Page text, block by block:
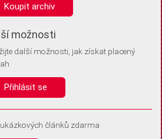
se jedná o stejné zařízení, a
ukládáme do vašeho zařízení, abychom se
je kdykoli později upravit ve Správě
Koupit archiv
možnosti
další možnosti, jak získat placený
Přihlásit se
článků zdarma